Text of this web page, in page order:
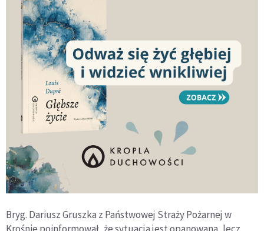
Bryg. Dariusz Gruszka z Państwowej Straży Pożarnej w